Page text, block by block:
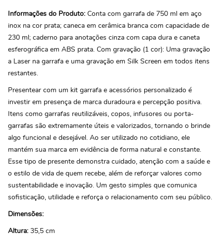
Informações do Produto: Conta com garrafa de 750 ml em aço
inox na cor prata; caneca em cerâmica branca com capacidade de
230 ml; caderno para anotações cinza com capa dura e caneta
esferográfica em ABS prata. Com gravação (1 cor): Uma gravação
a Laser na garrafa e uma gravação em Silk Screen em todos itens
restantes.
Presentear com um kit garrafa e acessórios personalizado é
investir em presença de marca duradoura e percepção positiva.
Itens como garrafas reutilizáveis, copos, infusores ou porta-
garrafas são extremamente úteis e valorizados, tornando o brinde
algo funcional e desejável. Ao ser utilizado no cotidiano, ele
mantém sua marca em evidência de forma natural e constante.
Esse tipo de presente demonstra cuidado, atenção com a saúde e
o estilo de vida de quem recebe, além de reforçar valores como
sustentabilidade e inovação. Um gesto simples que comunica
sofisticação, utilidade e reforça o relacionamento com seu público.
Dimensões:
Altura: 35,5 cm